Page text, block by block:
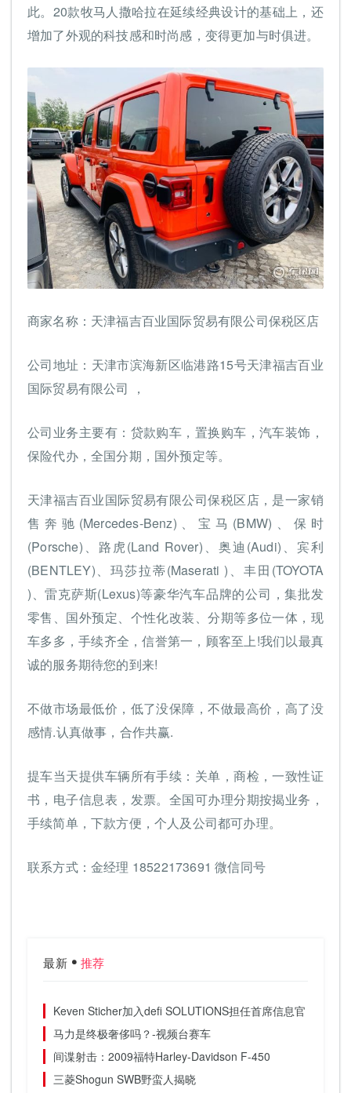
此。20款牧马人撒哈拉在延续经典设计的基础上，还
增加了外观的科技感和时尚感，变得更加与时俱进。
商家名称：天津福吉百业国际贸易有限公司保税区店
公司地址：天津市滨海新区临港路15号天津福吉百业
国际贸易有限公司 ，
公司业务主要有：贷款购车，置换购车，汽车装饰，
保险代办，全国分期，国外预定等。
天津福吉百业国际贸易有限公司保税区店，是一家销
售奔驰(Mercedes-Benz)、宝马(BMW)、保时
(Porsche)、路虎(Land Rover)、奥迪(Audi)、宾利
(BENTLEY)、玛莎拉蒂(Maserati )、丰田(TOYOTA
)、雷克萨斯(Lexus)等豪华汽车品牌的公司，集批发
零售、国外预定、个性化改装、分期等多位一体，现
车多多，手续齐全，信誉第一，顾客至上!我们以最真
诚的服务期待您的到来!
不做市场最低价，低了没保障，不做最高价，高了没
感情.认真做事，合作共赢.
提车当天提供车辆所有手续：关单，商检，一致性证
书，电子信息表，发票。全国可办理分期按揭业务，
手续简单，下款方便，个人及公司都可办理。
联系方式：金经理 18522173691 微信同号
最新 推荐
Keven Sticher加入defi SOLUTIONS担任首席信息官
马力是终极奢侈吗？-视频台赛车
间谍射击：2009福特Harley-Davidson F-450
三菱Shogun SWB野蛮人揭晓